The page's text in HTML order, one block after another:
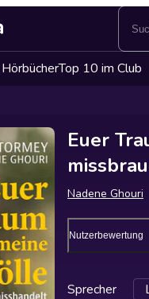
Top 10 im Club
Euer
Nadene Ghouri
Nutzerbewertung
Sprecher